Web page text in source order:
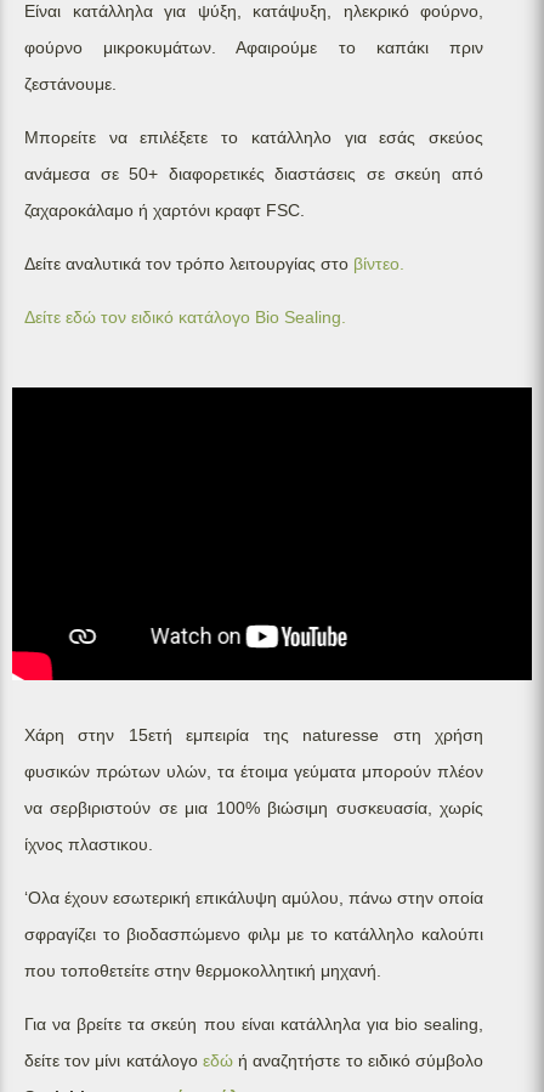
Χάρη στην 15ετή εμπειρία της naturesse στη χρήση
φυσικών πρώτων υλών, τα έτοιμα γεύματα μπορούν πλέον
να σερβιριστούν σε μια 100% βιώσιμη συσκευασία, χωρίς
ίχνος πλαστικου.
‘Ολα έχουν εσωτερική επικάλυψη αμύλου, πάνω στην οποία
σφραγίζει το βιοδασπώμενο φιλμ με το κατάλληλο καλούπι
που τοποθετείτε στην θερμοκολλητική μηχανή.
Για να βρείτε τα σκεύη που είναι κατάλληλα για bio sealing,
δείτε τον μίνι κατάλογο εδώή αναζητήστε το ειδικό σύμβολο
Είναι κατάλληλα για ψύξη, κατάψυξη, ηλεκρικό φούρνο,
φούρνο μικροκυμάτων. Αφαιρούμε το καπάκι πριν
ζεστάνουμε.
Μπορείτε να επιλέξετε το κατάλληλο για εσάς σκεύος
ανάμεσα σε 50+ διαφορετικές διαστάσεις σε σκεύη από
ζαχαροκάλαμο ή χαρτόνι κραφτ FSC.
Δείτε αναλυτικά τον τρόπο λειτουργίας στο βίντεο.
Δείτε εδώ τον ειδικό κατάλογο Bio Sealing.